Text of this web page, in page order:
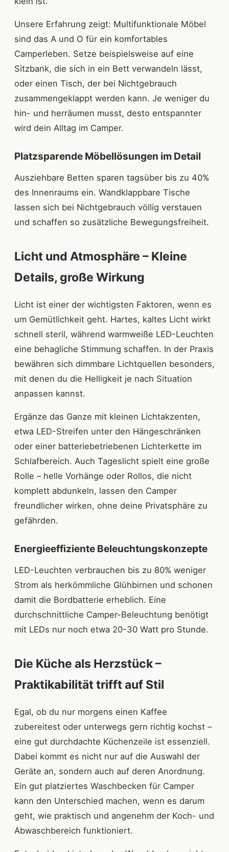
Unsere Erfahrung zeigt: Multifunktionale Möbel
sind das A und O für ein komfortables
Camperleben. Setze beispielsweise auf eine
Sitzbank, die sich in ein Bett verwandeln lässt,
oder einen Tisch, der bei Nichtgebrauch
zusammengeklappt werden kann. Je weniger du
hin- und herräumen musst, desto entspannter
wird dein Alltag im Camper.
Platzsparende Möbellösungen im Detail
Ausziehbare Betten sparen tagsüber bis zu 40%
des Innenraums ein. Wandklappbare Tische
lassen sich bei Nichtgebrauch völlig verstauen
und schaffen so zusätzliche Bewegungsfreiheit.
Licht und Atmosphäre – Kleine
Details, große Wirkung
Licht ist einer der wichtigsten Faktoren, wenn es
um Gemütlichkeit geht. Hartes, kaltes Licht wirkt
schnell steril, während warmweiße LED-Leuchten
eine behagliche Stimmung schaffen. In der Praxis
bewähren sich dimmbare Lichtquellen besonders,
mit denen du die Helligkeit je nach Situation
anpassen kannst.
Ergänze das Ganze mit kleinen Lichtakzenten,
etwa LED-Streifen unter den Hängeschränken
oder einer batteriebetriebenen Lichterkette im
Schlafbereich. Auch Tageslicht spielt eine große
Rolle – helle Vorhänge oder Rollos, die nicht
komplett abdunkeln, lassen den Camper
freundlicher wirken, ohne deine Privatsphäre zu
gefährden.
Energieeffiziente Beleuchtungskonzepte
LED-Leuchten verbrauchen bis zu 80% weniger
Strom als herkömmliche Glühbirnen und schonen
damit die Bordbatterie erheblich. Eine
durchschnittliche Camper-Beleuchtung benötigt
mit LEDs nur noch etwa 20-30 Watt pro Stunde.
Die Küche als Herzstück –
Praktikabilität trifft auf Stil
Egal, ob du nur morgens einen Kaffee
zubereitest oder unterwegs gern richtig kochst –
eine gut durchdachte Küchenzeile ist essenziell.
Dabei kommt es nicht nur auf die Auswahl der
Geräte an, sondern auch auf deren Anordnung.
Ein gut platziertes Waschbecken für Camper
kann den Unterschied machen, wenn es darum
geht, wie praktisch und angenehm der Koch- und
Abwaschbereich funktioniert.